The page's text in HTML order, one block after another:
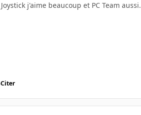
Joystick j'aime beaucoup et PC Team aussi.
Citer